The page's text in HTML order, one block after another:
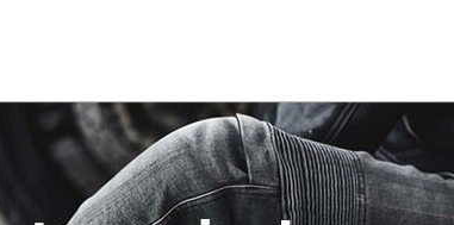
페이코 ID로 페이
PAYCO 바로구